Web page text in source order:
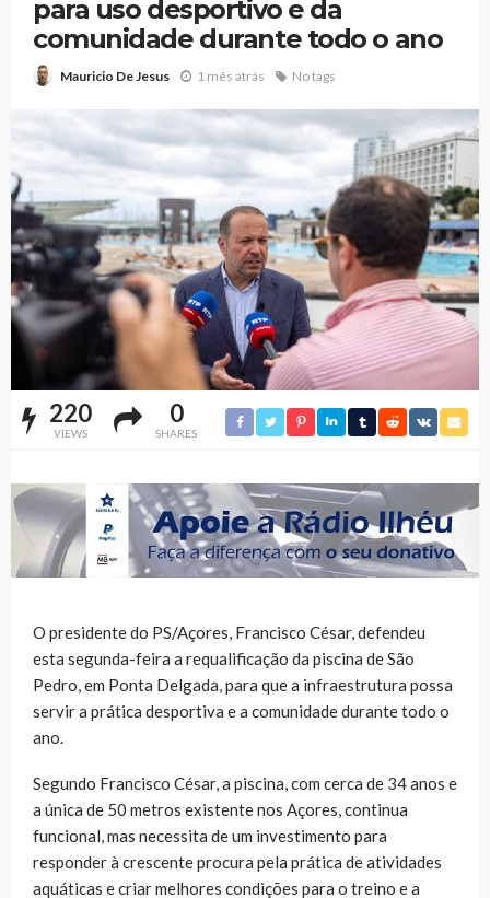
para uso desportivo e da
comunidade durante todo o ano
Mauricio De Jesus 1 mês atrás No tags
220
VIEWS
0
SHARES
O presidente do PS/Açores, Francisco César, defendeu
esta segunda-feira a requalificação da piscina de São
Pedro, em Ponta Delgada, para que a infraestrutura possa
servir a prática desportiva e a comunidade durante todo o
ano.
Segundo Francisco César, a piscina, com cerca de 34 anos e
a única de 50 metros existente nos Açores, continua
funcional, mas necessita de um investimento para
responder à crescente procura pela prática de atividades
aquáticas e criar melhores condições para o treino e a